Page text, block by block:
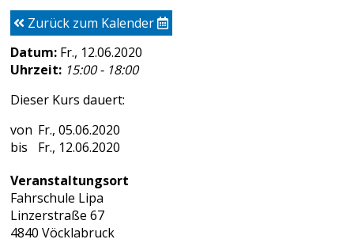
Zurück zum Kalender
Datum: Fr., 12.06.2020
Uhrzeit: 15:00 - 18:00
Dieser Kurs dauert:
Fr., 05.06.2020
Fr., 12.06.2020
Veranstaltungsort
Fahrschule Lipa
Linzerstraße 67
4840 Vöcklabruck